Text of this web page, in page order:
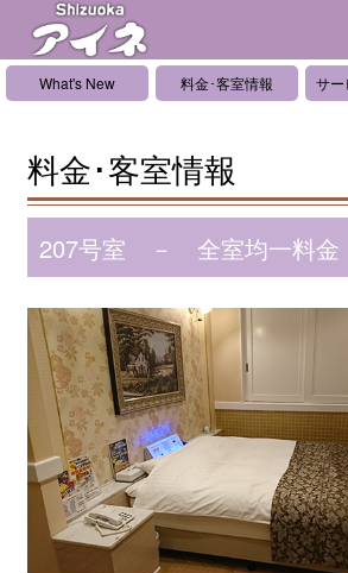
What's New 料金･客室情報 サー
料金･客室情報
207号室 － 全室均一料金